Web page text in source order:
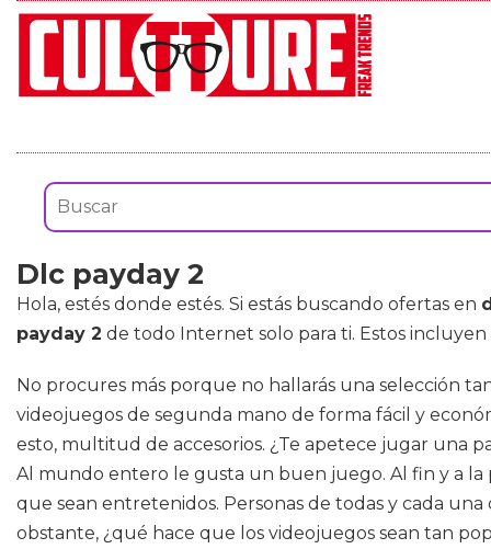
Dlc payday 2
Hola, estés donde estés. Si estás buscando ofertas en
payday 2 de todo Internet solo para ti. Estos
No procures más porque no hallarás una selección
videojuegos de segunda mano de forma fácil y
esto, multitud de accesorios. ¿Te apetece jugar una
Al mundo entero le gusta un buen juego. Al fin y a la
que sean entretenidos. Personas de todas y cada
obstante, ¿qué hace que los videojuegos sean tan